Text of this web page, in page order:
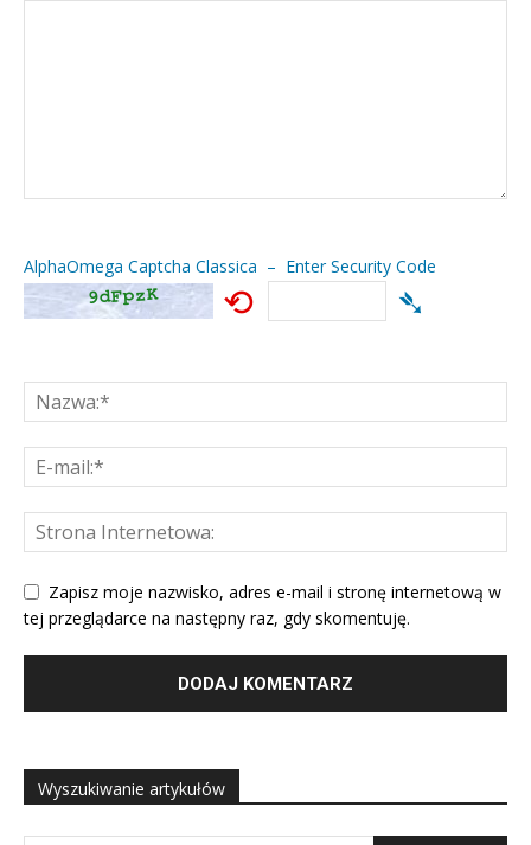
AlphaOmega Captcha Classica – Enter Security Code
⟲ ➴
Zapisz moje nazwisko, adres e-mail i stronę internetową w
tej przeglądarce na następny raz, gdy skomentuję.
Wyszukiwanie artykułów